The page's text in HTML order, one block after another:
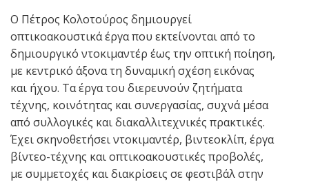
Ο Πέτρος Κολοτούρος δημιουργεί
οπτικοακουστικά έργα που εκτείνονται από το
δημιουργικό ντοκιμαντέρ έως την οπτική ποίηση,
με κεντρικό άξονα τη δυναμική σχέση εικόνας
και ήχου. Τα έργα του διερευνούν ζητήματα
τέχνης, κοινότητας και συνεργασίας, συχνά μέσα
από συλλογικές και διακαλλιτεχνικές πρακτικές.
Έχει σκηνοθετήσει ντοκιμαντέρ, βιντεοκλίπ, έργα
βίντεο-τέχνης και οπτικοακουστικές προβολές,
με συμμετοχές και διακρίσεις σε φεστιβάλ στην